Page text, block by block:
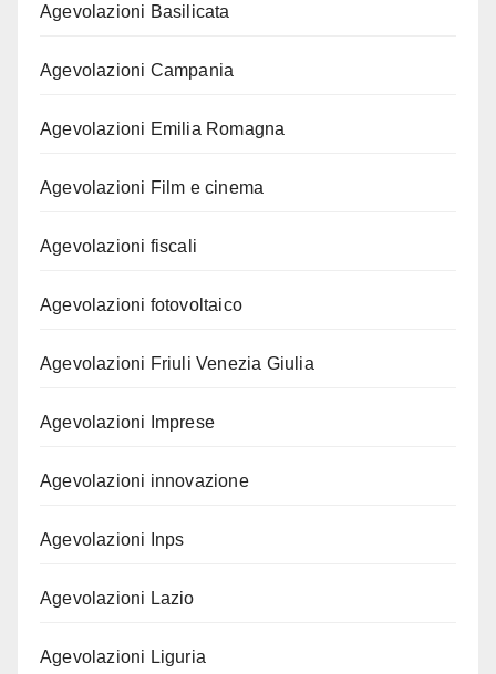
Agevolazioni Basilicata
Agevolazioni Campania
Agevolazioni Emilia Romagna
Agevolazioni Film e cinema
Agevolazioni fiscali
Agevolazioni fotovoltaico
Agevolazioni Friuli Venezia Giulia
Agevolazioni Imprese
Agevolazioni innovazione
Agevolazioni Inps
Agevolazioni Lazio
Agevolazioni Liguria